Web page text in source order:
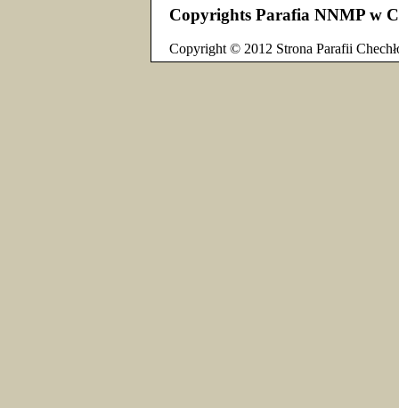
Copyrights Parafia NNMP w
Copyright © 2012 Strona Parafii